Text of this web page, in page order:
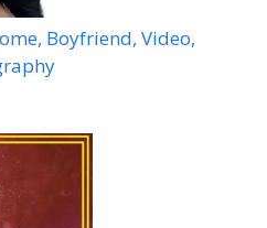
Boyfriend, Video,